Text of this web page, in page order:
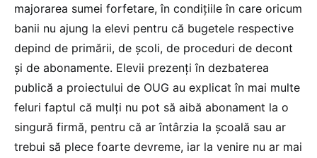
majorarea sumei forfetare, în condițiile în care oricum
banii nu ajung la elevi pentru că bugetele respective
depind de primării, de școli, de proceduri de decont
și de abonamente. Elevii prezenți în dezbaterea
publică a proiectului de OUG au explicat în mai multe
feluri faptul că mulți nu pot să aibă abonament la o
singură firmă, pentru că ar întârzia la școală sau ar
trebui să plece foarte devreme, iar la venire nu ar mai